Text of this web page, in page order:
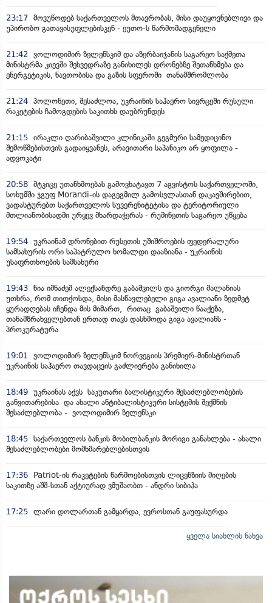
23:17 მოვუწოდებ საქართველოს მთავრობას, მისი დაუყოვნებლივი და
უპირობო გათავისუფლებისკენ - ეუთო-ს წარმომადგენელი
21:42 ვოლოდიმირ ზელენსკიმ და აზერბაიჯანის საგარეო საქმეთა
მინისტრმა კიევში შეხვედრაზე განიხილეს დრონებზე შეთანხმება და
ენერგეტიკის, ნავთობისა და გაზის სფეროში თანამშრომლობა
21:24 პოლონეთი, შესაძლოა, უკრაინის საჰაერო სივრცეში რუსული
რაკეტების ჩამოგდების საკითხს დაუბრუნდეს
21:15 ირაკლი ღარიბაშვილი კლინიკაში გეგმური სამედიცინო
შემოწმებისთვის გადაიყვანეს, არავითარი საპანიკო არ ყოფილა -
ადვოკატი
20:58 მტკიცე უთანხმოებას გამოვხატავთ 7 აგვისტოს საქართველოში,
სოხუმში ჯგუფ Morandi-ის დაგეგმილ გამოსვლასთან დაკავშირებით,
ვადასტურებთ საქართველოს სუვერენიტეტისა და ტერიტორიული
მთლიანობისადმი ურყევ მხარდაჭერას - რუმინეთის საგარეო უწყება
19:54 უკრაინამ დრონებით რუსეთის უშიშროების ფედერალური
სამსახურის ორი საპატრულო ხომალდი დააზიანა - უკრაინის
უსაფრთხოების სამსახური
19:43 ნია იმნაძემ ალექსანდრე გაბაშვილს და გიორგი მალანიას
უთხრა, რომ თითქოსდა, მისი მასწავლებელი გიგა ავალიანი ზედმეტ
ყურადღებას იჩენდა მის მიმართ, რითაც გაბაშვილი წააქეზა,
თანამზრახველებთან ერთად თავს დასხმოდა გიგა ავალიანს -
პროკურატურა
19:01 ვოლოდიმირ ზელენსკიმ ნორვეგიის პრემიერ-მინისტრთან
უკრაინის საჰაერო თავდაცვის გაძლიერება განიხილა
18:49 უკრაინას აქვს საკუთარი ბალისტიკური შესაძლებლობების
განვითარებისა და ახალი ანტიბალისტიკური სისტემის შექმნის
შესაძლებლობა - ვოლოდიმირ ზელენსკი
18:45 საქართველოს ბანკის მობილბანკის მორიგი განახლება - ახალი
შესაძლებლობები მომხმარებლებისთვის
17:36
Patriot-ის რაკეტების წარმოებისთვის ლიცენზიის მიღების
საკითზე აშშ-სთან აქტიურად ვმუშაობთ - ანდრი სიბიჰა
17:25 ლარი დოლართან გამყარდა, ევროსთან გაუფასურდა
ყველა სიახლის ნახვა